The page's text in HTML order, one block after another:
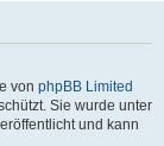
von phpBB Limited
Sie wurde unter
und kann